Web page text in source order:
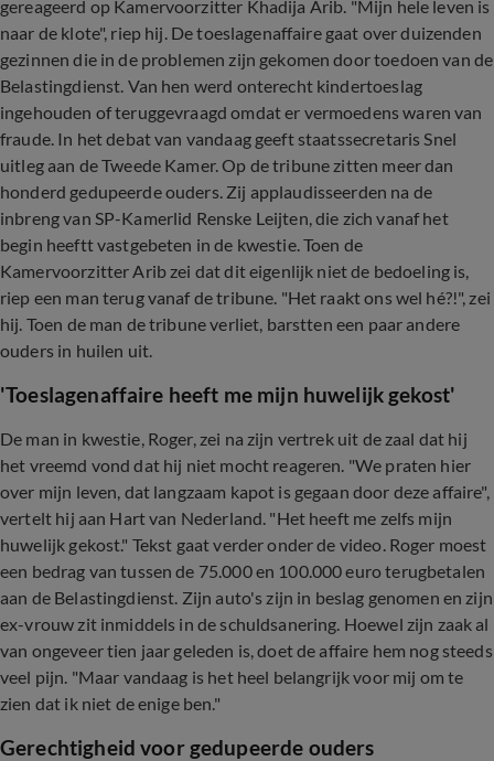
gereageerd op Kamervoorzitter Khadija Arib. "Mijn hele leven is
naar de klote", riep hij. De toeslagenaffaire gaat over duizenden
gezinnen die in de problemen zijn gekomen door toedoen van de
Belastingdienst. Van hen werd onterecht kindertoeslag
ingehouden of teruggevraagd omdat er vermoedens waren van
fraude. In het debat van vandaag geeft staatssecretaris Snel
uitleg aan de Tweede Kamer. Op de tribune zitten meer dan
honderd gedupeerde ouders. Zij applaudisseerden na de
inbreng van SP-Kamerlid Renske Leijten, die zich vanaf het
begin heeftt vastgebeten in de kwestie. Toen de
Kamervoorzitter Arib zei dat dit eigenlijk niet de bedoeling is,
riep een man terug vanaf de tribune. "Het raakt ons wel hé?!", zei
hij. Toen de man de tribune verliet, barstten een paar andere
ouders in huilen uit.
'Toeslagenaffaire heeft me mijn huwelijk gekost'
De man in kwestie, Roger, zei na zijn vertrek uit de zaal dat hij
het vreemd vond dat hij niet mocht reageren. "We praten hier
over mijn leven, dat langzaam kapot is gegaan door deze affaire",
vertelt hij aan Hart van Nederland. "Het heeft me zelfs mijn
huwelijk gekost." Tekst gaat verder onder de video. Roger moest
een bedrag van tussen de 75.000 en 100.000 euro terugbetalen
aan de Belastingdienst. Zijn auto's zijn in beslag genomen en zijn
ex-vrouw zit inmiddels in de schuldsanering. Hoewel zijn zaak al
van ongeveer tien jaar geleden is, doet de affaire hem nog steeds
veel pijn. "Maar vandaag is het heel belangrijk voor mij om te
zien dat ik niet de enige ben."
Gerechtigheid voor gedupeerde ouders